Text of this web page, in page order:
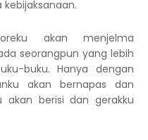
akan menjelma
seorangpun yang lebih
buku. Hanya dengan
akan bernapas dan
akan berisi dan gerakku